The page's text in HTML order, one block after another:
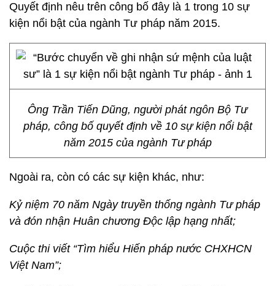
Quyết định nêu trên công bố đây là 1 trong 10 sự
kiện nổi bật của ngành Tư pháp năm 2015.
Ông Trần Tiến Dũng, người phát ngôn Bộ Tư
pháp, công bố quyết định về 10 sự kiện nổi bật
năm 2015 của ngành Tư pháp
Ngoài ra, còn có các sự kiện khác, như:
Kỷ niệm 70 năm Ngày truyền thống ngành Tư pháp
và đón nhận Huân chương Độc lập hạng nhất;
Cuộc thi viết “Tìm hiểu Hiến pháp nước CHXHCN
Việt Nam”;